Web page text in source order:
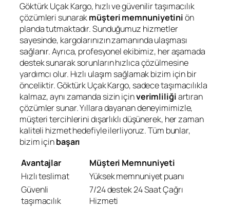
Göktürk Uçak Kargo, hızlı ve güvenilir taşımacılık
çözümleri sunarakmüşteri memnuniyetiniön
planda tutmaktadır. Sunduğumuz hizmetler
sayesinde, kargolarınızın zamanında ulaşması
sağlanır. Ayrıca, profesyonel ekibimiz, her aşamada
destek sunarak sorunların hızlıca çözülmesine
yardımcı olur. Hızlı ulaşım sağlamak bizim için bir
önceliktir. Göktürk Uçak Kargo, sadece taşımacılıkla
kalmaz, aynı zamanda sizin içinverimliliğiartıran
çözümler sunar. Yıllara dayanan deneyimimizle,
müşteri tercihlerini dışarlıklı düşünerek, her zaman
kaliteli hizmet hedefiyle ilerliyoruz. Tüm bunlar,
bizim içinbaşarı
Avantajlar
Müşteri Memnuniyeti
Hızlı teslimat
Yüksek memnuniyet puanı
Güvenli
taşımacılık
7/24 destek 24 Saat Çağrı
Hizmeti